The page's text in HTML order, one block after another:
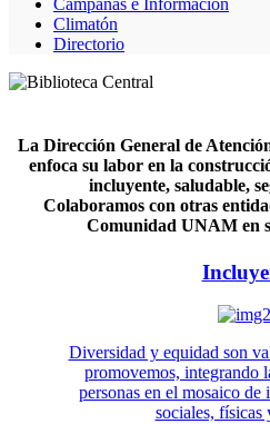
Campañas e Información
Climatón
Directorio
La Dirección General de
enfoca su labor en la
incluyente, saludable,
Colaboramos con otras
Comunidad UNAM en
Diversidad y equidad son
promovemos, integrando
personas en el mosaico de
sociales, físicas